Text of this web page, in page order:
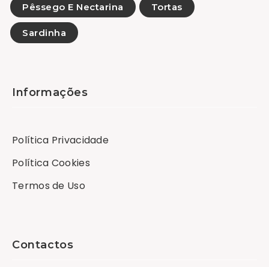
Pêssego E Nectarina Tortas
Sardinha
Informações
Política Privacidade
Política Cookies
Termos de Uso
Contactos